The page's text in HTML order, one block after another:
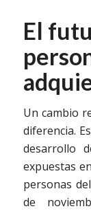
El
Un cambio
diferencia.
desarrollo
expuestas
personas
de